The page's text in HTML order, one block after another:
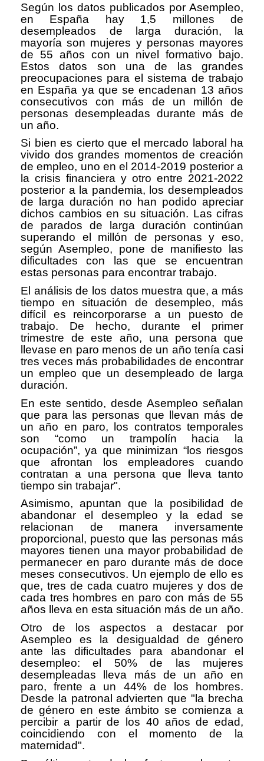
Según los datos publicados por Asempleo,
en España hay 1,5 millones de
desempleados de larga duración, la
mayoría son mujeres y personas mayores
de 55 años con un nivel formativo bajo.
Estos datos son una de las grandes
preocupaciones para el sistema de trabajo
en España ya que se encadenan 13 años
consecutivos con más de un millón de
personas desempleadas durante más de
un año.
Si bien es cierto que el mercado laboral ha
vivido dos grandes momentos de creación
de empleo, uno en el 2014-2019 posterior a
la crisis financiera y otro entre 2021-2022
posterior a la pandemia, los desempleados
de larga duración no han podido apreciar
dichos cambios en su situación. Las cifras
de parados de larga duración continúan
superando el millón de personas y eso,
según Asempleo, pone de manifiesto las
dificultades con las que se encuentran
estas personas para encontrar trabajo.
El análisis de los datos muestra que, a más
tiempo en situación de desempleo, más
difícil es reincorporarse a un puesto de
trabajo. De hecho, durante el primer
trimestre de este año, una persona que
llevase en paro menos de un año tenía casi
tres veces más probabilidades de encontrar
un empleo que un desempleado de larga
duración.
En este sentido, desde Asempleo señalan
que para las personas que llevan más de
un año en paro, los contratos temporales
son “como un trampolín hacia la
ocupación”, ya que minimizan “los riesgos
que afrontan los empleadores cuando
contratan a una persona que lleva tanto
tiempo sin trabajar".
Asimismo, apuntan que la posibilidad de
abandonar el desempleo y la edad se
relacionan de manera inversamente
proporcional, puesto que las personas más
mayores tienen una mayor probabilidad de
permanecer en paro durante más de doce
meses consecutivos. Un ejemplo de ello es
que, tres de cada cuatro mujeres y dos de
cada tres hombres en paro con más de 55
años lleva en esta situación más de un año.
Otro de los aspectos a destacar por
Asempleo es la desigualdad de género
ante las dificultades para abandonar el
desempleo: el 50% de las mujeres
desempleadas lleva más de un año en
paro, frente a un 44% de los hombres.
Desde la patronal advierten que "la brecha
de género en este ámbito se comienza a
percibir a partir de los 40 años de edad,
coincidiendo con el momento de la
maternidad".